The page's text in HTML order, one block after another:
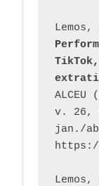
v. 26,
jan./
https://
Lemos,